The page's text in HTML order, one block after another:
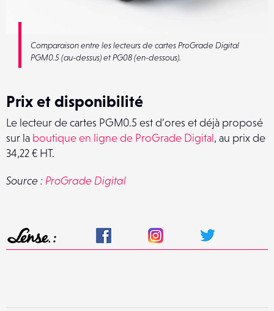
Comparaison entre les lecteurs de cartes ProGrade Digital
PGM0.5 (au-dessus) et PG08 (en-dessous).
Prix et disponibilité
Le lecteur de cartes PGM0.5 est d’ores et déjà proposé
sur la boutique en ligne de ProGrade Digital, au prix de
34,22 € HT.
Source :ProGrade Digital